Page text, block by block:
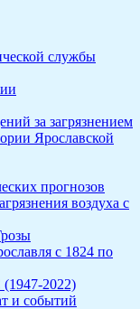
службы
за загрязнением
Ярославской
прогнозов
воздуха с
с 1824 по
2022)
и событий